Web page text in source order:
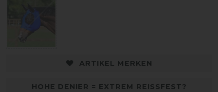
ARTIKEL MERKEN
HOHE DENIER = EXTREM REISSFEST?